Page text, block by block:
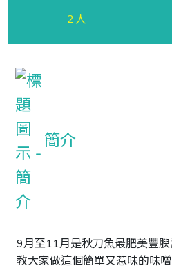
2人
簡介
9月至11月是秋刀魚最肥美豐
教大家做這個簡單又惹味的味噌